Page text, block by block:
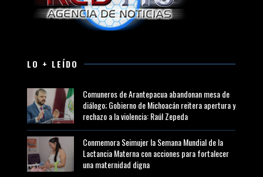
LO + LEÍDO
Comuneros de Arantepacua abandonan mesa de
diálogo; Gobierno de Michoacán reitera apertura y
rechazo a la violencia: Raúl Zepeda
Conmemora Seimujer la Semana Mundial de la
Lactancia Materna con acciones para fortalecer
una maternidad digna